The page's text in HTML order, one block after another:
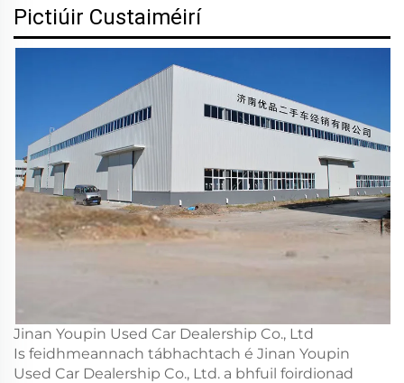
Pictiúir Custaiméirí
Jinan Youpin Used Car Dealership Co., Ltd
Is feidhmeannach tábhachtach é Jinan Youpin
Used Car Dealership Co., Ltd. a bhfuil foirdionad